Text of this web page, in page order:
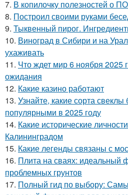
7. В копилочку полезностей о
8. Построил своими руками
9. Тыквенный пирог.
10. Виноград в Сибири и на
ухаживать
11. Что ждет мир 6 ноября 2025
ожидания
12. Какие казино работают
13. Узнайте, какие сорта
популярными в 2025 году
14. Какие исторические
Калининградом
15. Какие легенды связаны с
16. Плита на сваях: идеальный
проблемных грунтов
17. Полный гид по выбору: